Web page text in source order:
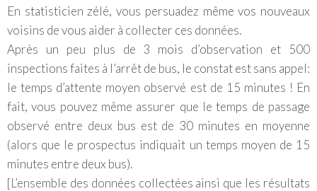
En statisticien zélé, vous persuadez même vos nouveaux
voisins de vous aider à collecter ces données.
Après un peu plus de 3 mois d’observation et 500
inspections faites à l’arrêt de bus, le constat est sans appel:
le temps d’attente moyen observé est de 15 minutes ! En
fait, vous pouvez même assurer que le temps de passage
observé entre deux bus est de 30 minutes en moyenne
(alors que le prospectus indiquait un temps moyen de 15
minutes entre deux bus).
[L’ensemble des données collectées ainsi que les résultats